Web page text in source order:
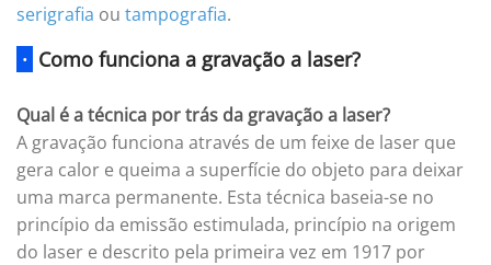
serigrafia ou tampografia.
· Como funciona a gravação a laser?
Qual é a técnica por trás da gravação a laser?
A gravação funciona através de um feixe de laser que
gera calor e queima a superfície do objeto para deixar
uma marca permanente. Esta técnica baseia-se no
princípio da emissão estimulada, princípio na origem
do laser e descrito pela primeira vez em 1917 por